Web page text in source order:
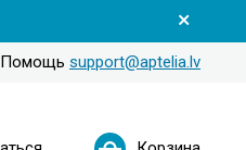
Помощь support@aptelia.lv